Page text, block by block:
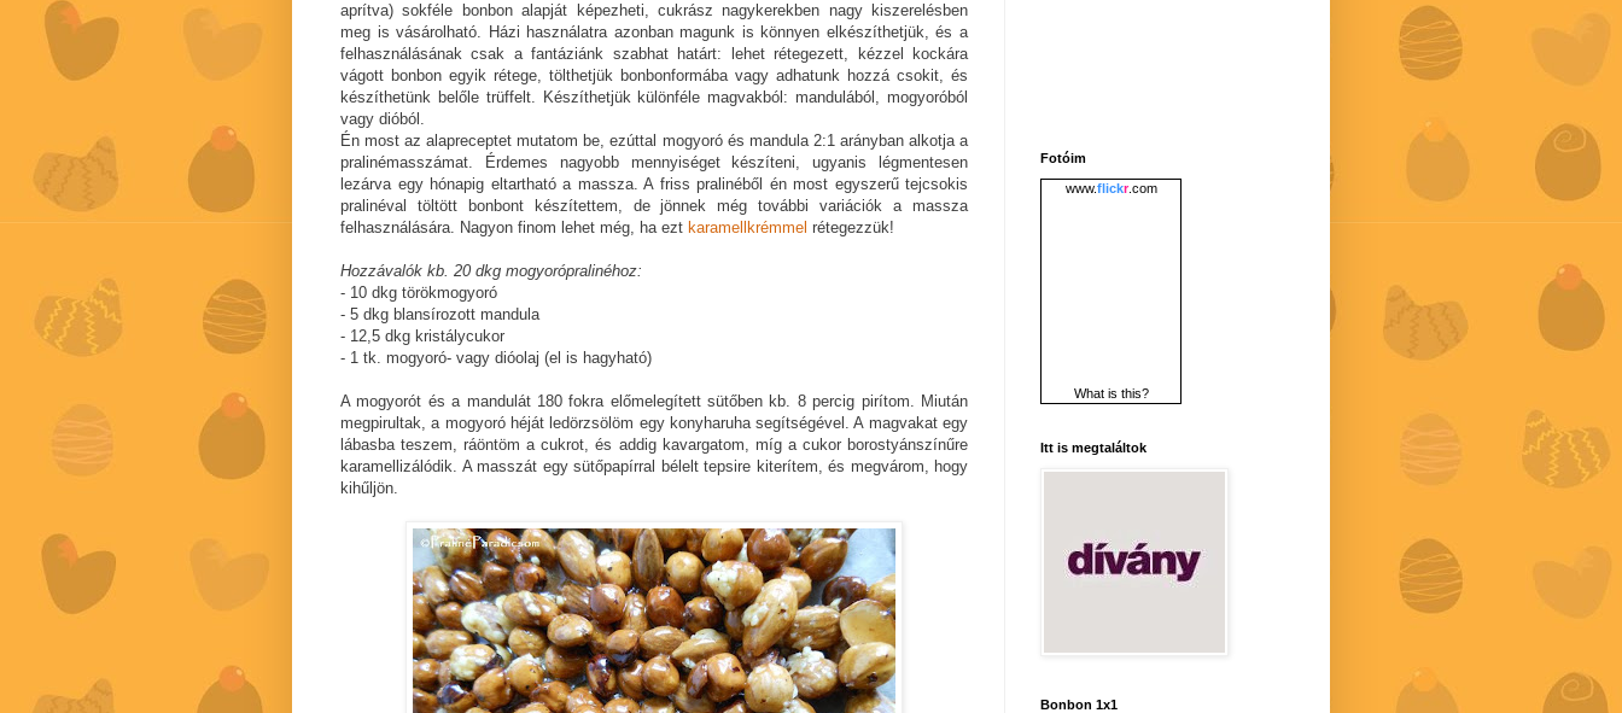
aprítva) sokféle bonbon alapját képezheti, cukrász nagykerekben nagy kiszerelésben
meg is vásárolható. Házi használatra azonban magunk is könnyen elkészíthetjük, és a
felhasználásának csak a fantáziánk szabhat határt: lehet rétegezett, kézzel kockára
vágott bonbon egyik rétege, tölthetjük bonbonformába vagy adhatunk hozzá csokit, és
készíthetünk belőle trüffelt. Készíthetjük különféle magvakból: mandulából, mogyoróból
vagy dióból.
Én most az alapreceptet mutatom be, ezúttal mogyoró és mandula 2:1 arányban alkotja a
pralinémasszámat. Érdemes nagyobb mennyiséget készíteni, ugyanis légmentesen
lezárva egy hónapig eltartható a massza. A friss pralinéből én most egyszerű tejcsokis
pralinéval töltött bonbont készítettem, de jönnek még további variációk a massza
felhasználására. Nagyon finom lehet még, ha ezt karamellkrémmel rétegezzük!
Hozzávalók kb. 20 dkg mogyorópralinéhoz:
- 10 dkg törökmogyoró
- 5 dkg blansírozott mandula
- 12,5 dkg kristálycukor
- 1 tk. mogyoró- vagy dióolaj (el is hagyható)
A mogyorót és a mandulát 180 fokra előmelegített sütőben kb. 8 percig pirítom. Miután
megpirultak, a mogyoró héját ledörzsölöm egy konyharuha segítségével. A magvakat egy
lábasba teszem, ráöntöm a cukrot, és addig kavargatom, míg a cukor borostyánszínűre
karamellizálódik. A masszát egy sütőpapírral bélelt tepsire kiterítem, és megvárom, hogy
kihűljön.
Fotóim
www.flickr.com
What is this?
Itt is megtaláltok
Bonbon 1x1